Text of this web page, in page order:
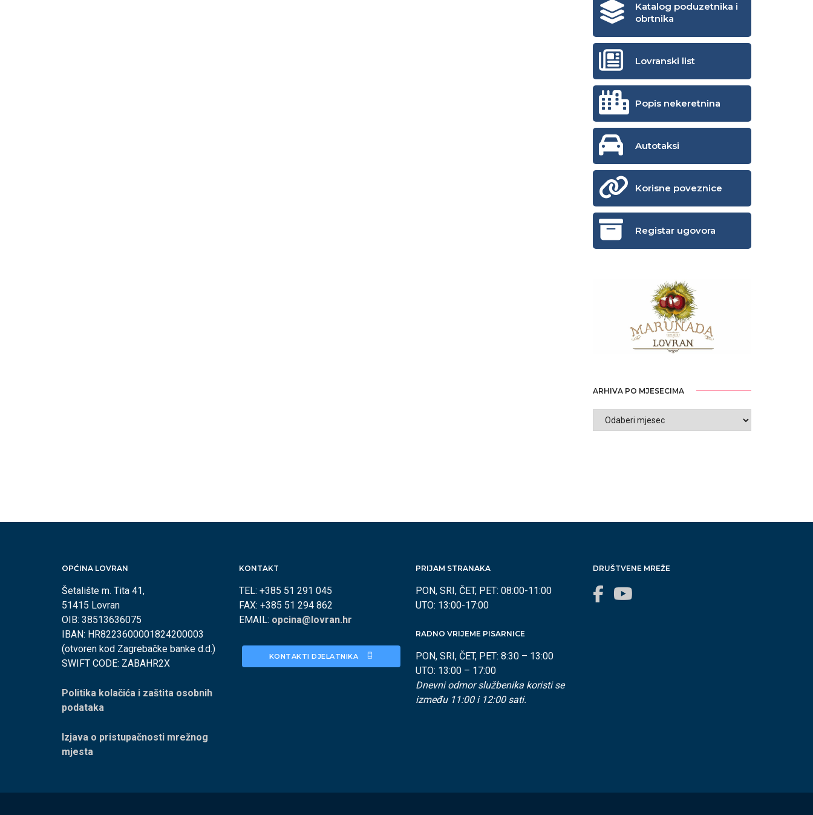
Katalog poduzetnika i
obrtnika
Lovranski list
Popis nekeretnina
Autotaksi
Korisne poveznice
Registar ugovora
ARHIVA PO MJESECIMA
ARHIVA
PO
OPĆINA LOVRAN
Šetalište m. Tita 41,
51415 Lovran
OIB: 38513636075
IBAN: HR8223600001824200003
(otvoren kod Zagrebačke banke d.d.)
SWIFT CODE: ZABAHR2X
Politika kolačića i zaštita osobnih
podataka
Izjava o pristupačnosti mrežnog
mjesta
KONTAKT
TEL: +385 51 291 045
FAX: +385 51 294 862
EMAIL: opcina@lovran.hr
KONTAKTI DJELATNIKA
PRIJAM STRANAKA
PON, SRI, ČET, PET: 08:00-11:00
UTO: 13:00-17:00
RADNO VRIJEME PISARNICE
PON, SRI, ČET, PET: 8:30 – 13:00
UTO: 13:00 – 17:00
Dnevni odmor službenika koristi se
između 11:00 i 12:00 sati.
DRUŠTVENE MREŽE